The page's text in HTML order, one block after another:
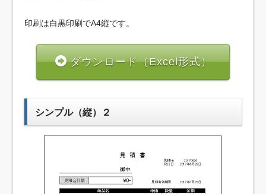
印刷は白黒印刷でA4縦です。
ダウンロード（Excel形式）
シンプル（縦）２